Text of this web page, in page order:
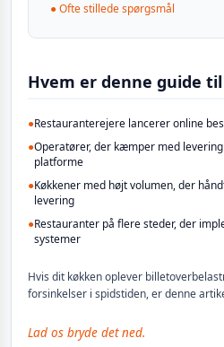
●Ofte stillede spørgsmål
Hvem er denne guide til
●Restauranterejere lancerer online
●Operatører, der kæmper med
platforme
●Køkkener med højt volumen, der
levering
●Restauranter på flere steder, der
systemer
Hvis dit køkken oplever
forsinkelser i spidstiden, er denne
Lad os bryde det ned.